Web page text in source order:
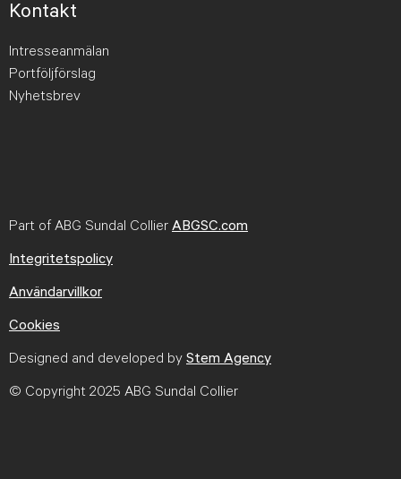
Kontakt
Intresseanmälan
Portföljförslag
Nyhetsbrev
Part of ABG Sundal Collier ABGSC.com
Integritetspolicy
Användarvillkor
Cookies
Designed and developed by Stem Agency
© Copyright 2025 ABG Sundal Collier